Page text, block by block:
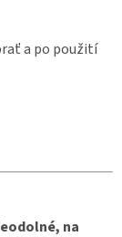
a po použití
na